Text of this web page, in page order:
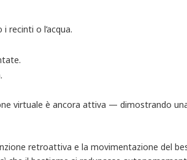
recinti o l’acqua.
virtuale è ancora attiva — dimostrando
retroattiva e la movimentazione del